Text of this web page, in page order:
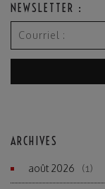
NEWSLETTER :
ARCHIVES
août 2026 (1)